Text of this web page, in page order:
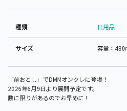
種類 日用品
サイズ 容量：
「前おとし」でDMMオンクレに登場！
2026年6月9日より展開予定です。
数に限りがあるのでお早めに！